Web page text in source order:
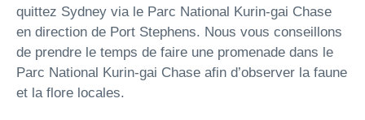
quittez Sydney via le Parc National Kurin-gai Chase
en direction de Port Stephens. Nous vous conseillons
de prendre le temps de faire une promenade dans le
Parc National Kurin-gai Chase afin d’observer la faune
et la flore locales.